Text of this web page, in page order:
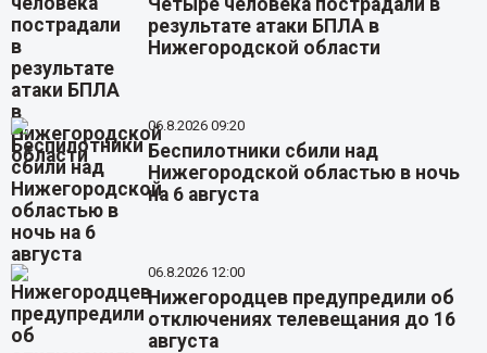
результате атаки БПЛА в
Нижегородской области
06.8.2026 09:20
Беспилотники сбили над
Нижегородской областью в ночь
на 6 августа
06.8.2026 12:00
Нижегородцев предупредили об
отключениях телевещания до 16
августа